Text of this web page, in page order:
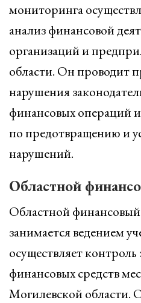
мониторинга
анализ финансовой
организаций и
области. Он проводит
нарушения
финансовых операций
по предотвращению и
нарушений.
Областной
Областной
занимается ведением
осуществляет контроль
финансовых средств
Могилевской области.